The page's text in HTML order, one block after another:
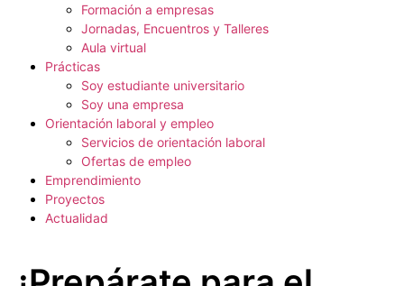
Formación a empresas
Jornadas, Encuentros y Talleres
Aula virtual
Prácticas
Soy estudiante universitario
Soy una empresa
Orientación laboral y empleo
Servicios de orientación laboral
Ofertas de empleo
Emprendimiento
Proyectos
Actualidad